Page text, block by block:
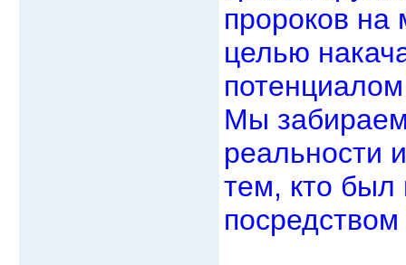
пророков на
целью
Мы забираем
реальности
тем, кто был